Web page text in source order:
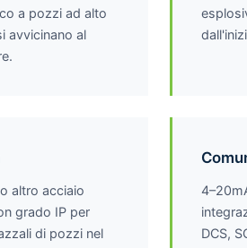
a pozzi ad alto
avvicinano al
altro acciaio
grado IP per
di pozzi nel
DCS,